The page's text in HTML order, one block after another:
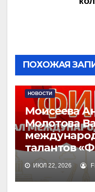
ПОХОЖАЯ
НОВОСТИ
Моисеева
Молотова
талантов
ИЮЛ 22, 2026